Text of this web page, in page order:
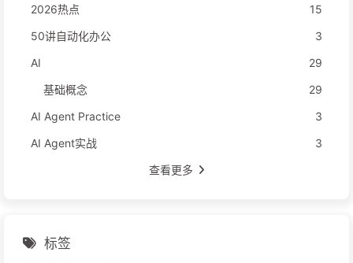
2026热点
15
50讲自动化办公
3
AI
29
基础概念
29
AI Agent Practice
3
AI Agent实战
3
查看更多
标签